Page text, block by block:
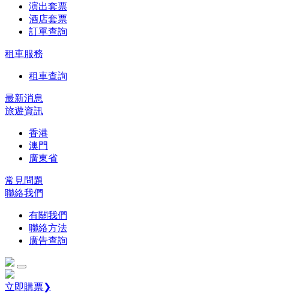
演出套票
酒店套票
訂單查詢
租車服務
租車查詢
最新消息
旅遊資訊
香港
澳門
廣東省
常見問題
聯絡我們
有關我們
聯絡方法
廣告查詢
立即購票❯